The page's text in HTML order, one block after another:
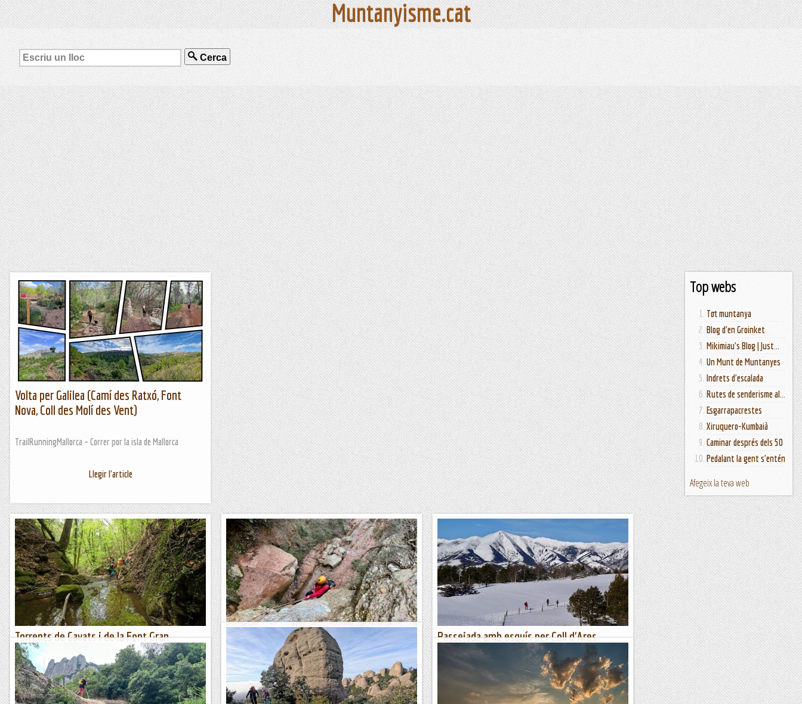
Muntanyisme.cat
Cerca
Top webs
Tot muntanya
Blog d'en Groinket
Mikimiau's Blog | Just...
Un Munt de Muntanyes
Indrets d'escalada
Rutes de senderisme al...
Esgarrapacrestes
Xiruquero-Kumbaià
Caminar després dels 50
Pedalant la gent s'entén
Afegeix la teva web
Volta per Galilea (Camí des Ratxó, Font
Nova, Coll des Molí des Vent)
TrailRunningMallorca – Correr por la isla de Mallorca
Llegir l'article
Torrents de Cavats i de la Font Gran
Avui hem fet una activitat doble per terres del Ripollès. Hem
iniciat la jornada amb un barranc de col·leccionista i hem
completat la jornada amb un barranc molt...
Blog de muntanya
Torrent de la Font de les Coves
El Torrent de la Font de les Coves és un curt barranc que
comença molt a prop del Monestir de Santa Cecília i
desemboca en el Torrent de la Font del Moro. Avui...
Blog de muntanya
Passejada amb esquís per Coll d'Ares
Aquest hivern ha caigut molta neu als Pirineus, una situació
que contrasta amb l’experiència dels darrers anys, en què la
innivació ha estat, en general, fluixa....
Blog de muntanya